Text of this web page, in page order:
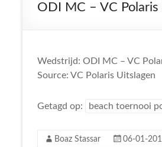
ODI MC – VC
Wedstrijd: ODI MC – VC
Source: VC Polaris Uitslagen
Getagd op: beach toernooi
Boaz Stassar 06-01-